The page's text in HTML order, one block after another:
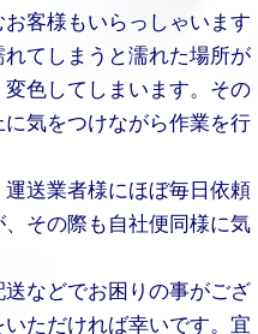
客様もいらっしゃいます
てしまうと濡れた場所が
色してしまいます。その
気をつけながら作業を行
送業者様にほぼ毎日依頼
その際も自社便同様に気
などでお困りの事がござ
ただければ幸いです。宜